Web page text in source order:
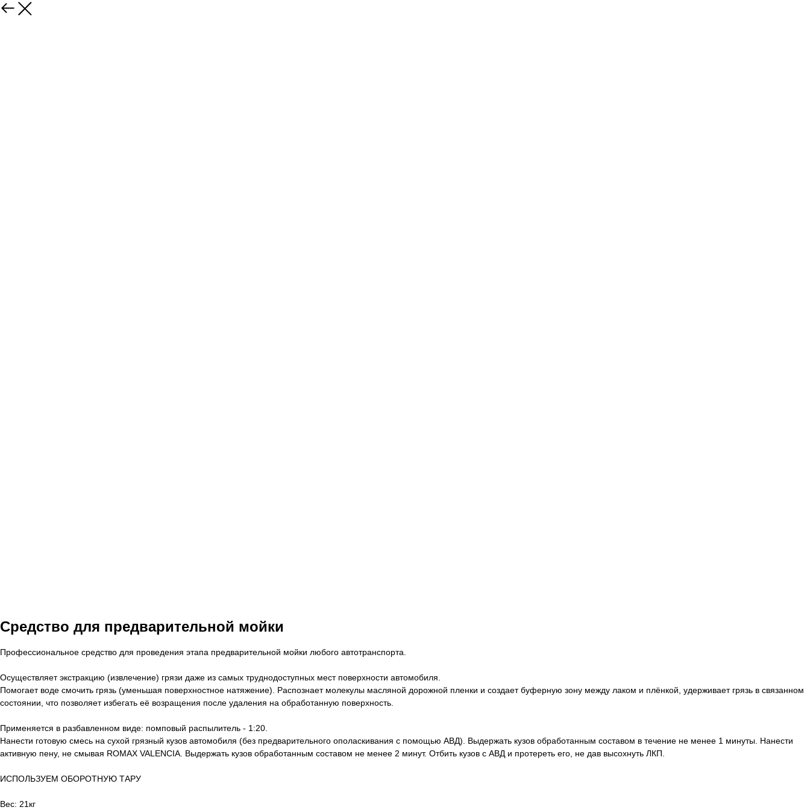
Средство для предварительной мойки
Профессиональное средство для проведения этапа предварительной мойки любого автотранспорта.
Осуществляет экстракцию (извлечение) грязи даже из самых труднодоступных мест поверхности автомобиля.
Помогает воде смочить грязь (уменьшая поверхностное натяжение). Распознает молекулы масляной дорожной пленки и создает буферную зону между лаком и плёнкой, удерживает грязь в связанном
состоянии, что позволяет избегать её возращения после удаления на обработанную поверхность.
Применяется в разбавленном виде: помповый распылитель - 1:20.
Нанести готовую смесь на сухой грязный кузов автомобиля (без предварительного ополаскивания с помощью АВД). Выдержать кузов обработанным составом в течение не менее 1 минуты. Нанести
активную пену, не смывая ROMAX VALENCIA. Выдержать кузов обработанным составом не менее 2 минут. Отбить кузов с АВД и протереть его, не дав высохнуть ЛКП.
ИСПОЛЬЗУЕМ ОБОРОТНУЮ ТАРУ
Вес: 21кг